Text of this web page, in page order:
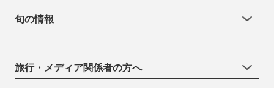
旬の情報
旅行・メディア関係者の方へ